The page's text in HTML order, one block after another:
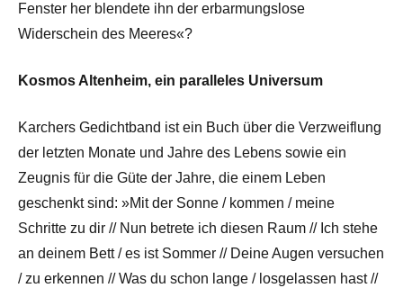
Fenster her blendete ihn der erbarmungslose
Widerschein des Meeres«?
Kosmos Altenheim, ein paralleles Universum
Karchers Gedichtband ist ein Buch über die Verzweiflung
der letzten Monate und Jahre des Lebens sowie ein
Zeugnis für die Güte der Jahre, die einem Leben
geschenkt sind: »Mit der Sonne / kommen / meine
Schritte zu dir // Nun betrete ich diesen Raum // Ich stehe
an deinem Bett / es ist Sommer // Deine Augen versuchen
/ zu erkennen // Was du schon lange / losgelassen hast //